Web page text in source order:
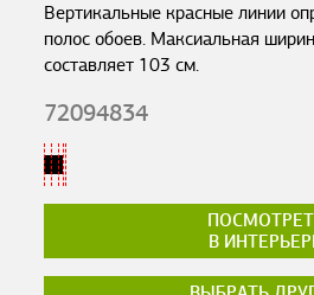
Вертикальные красные линии
полос обоев. Максиальная
составляет 103 см.
72094834
В